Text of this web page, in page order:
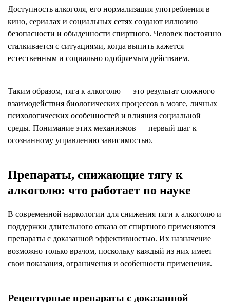
Доступность алкоголя, его нормализация употребления в
кино, сериалах и социальных сетях создают иллюзию
безопасности и обыденности спиртного. Человек постоянно
сталкивается с ситуациями, когда выпить кажется
естественным и социально одобряемым действием.
Таким образом, тяга к алкоголю — это результат сложного
взаимодействия биологических процессов в мозге, личных
психологических особенностей и влияния социальной
среды. Понимание этих механизмов — первый шаг к
осознанному управлению зависимостью.
Препараты, снижающие тягу к
алкоголю: что работает по науке
В современной наркологии для снижения тяги к алкоголю и
поддержки длительного отказа от спиртного применяются
препараты с доказанной эффективностью. Их назначение
возможно только врачом, поскольку каждый из них имеет
свои показания, ограничения и особенности применения.
Рецептурные препараты с доказанной